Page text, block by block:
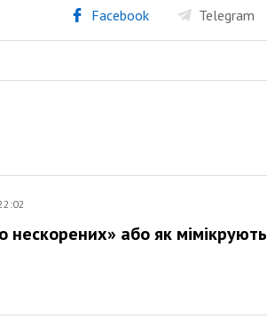
Facebook Telegram
нескорених» або як мімікрують